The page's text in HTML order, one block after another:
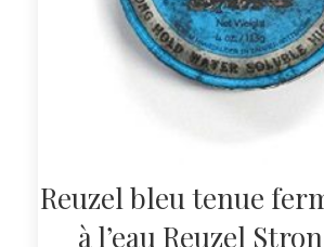
Reuzel bleu tenue
à l’eau Reuzel